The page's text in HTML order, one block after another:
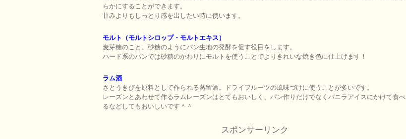
らかにすることができます。
甘みよりもしっとり感を出したい時に使います。
モルト（モルトシロップ・モルトエキス）
麦芽糖のこと。砂糖のようにパン生地の発酵を促す役目をします。
ハード系のパンでは砂糖のかわりにモルトを使うことでよりきれいな焼き色に仕上げます！
ラム酒
さとうきびを原料として作られる蒸留酒。ドライフルーツの風味づけに使うことが多いです。
レーズンとあわせて作るラムレーズンはとてもおいしく、パン作りだけでなくバニラアイスにかけて食べ
るなどしてもおいしいです＾＾
スポンサーリンク